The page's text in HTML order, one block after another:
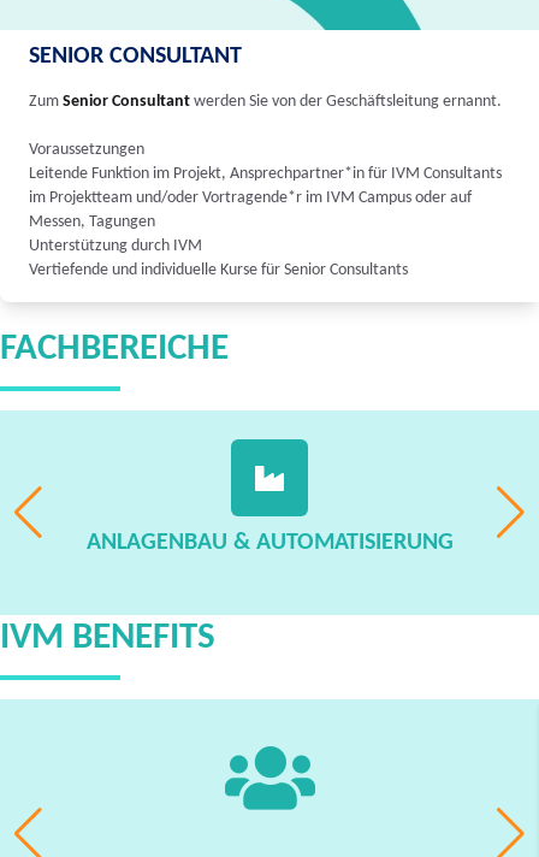
SENIOR CONSULTANT
Zum Senior Consultant werden Sie von der Geschäftsleitung ernannt.
Voraussetzungen
Leitende Funktion im Projekt, Ansprechpartner*in für IVM Consultants
im Projektteam und/oder Vortragende*r im IVM Campus oder auf
Messen, Tagungen
Unterstützung durch IVM
Vertiefende und individuelle Kurse für Senior Consultants
FACHBEREICHE
ANLAGENBAU & AUTOMATISIERUNG
IVM BENEFITS